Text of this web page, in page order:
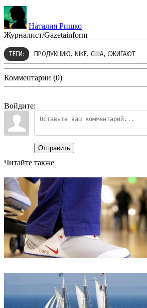
Наталия Ришко
Журналист/Gazetainform
ТЕГИ: ПРОДУКЦИЮ, NIKE, США, СЖИГАЮТ
Комментарии (0)
Войдите:
Отправить
Читайте также